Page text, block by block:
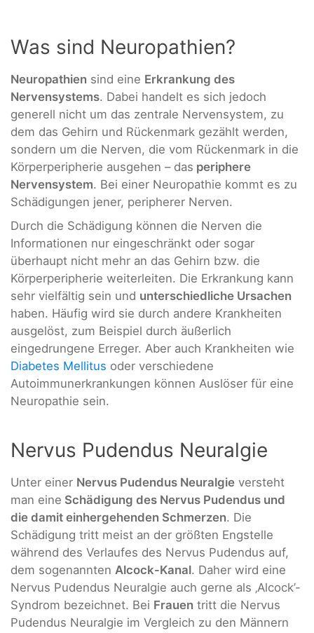
Was sind Neuropathien?
Neuropathien sind eine Erkrankung des
Nervensystems. Dabei handelt es sich jedoch
generell nicht um das zentrale Nervensystem, zu
dem das Gehirn und Rückenmark gezählt werden,
sondern um die Nerven, die vom Rückenmark in die
Körperperipherie ausgehen – das periphere
Nervensystem. Bei einer Neuropathie kommt es zu
Schädigungen jener, peripherer Nerven.
Durch die Schädigung können die Nerven die
Informationen nur eingeschränkt oder sogar
überhaupt nicht mehr an das Gehirn bzw. die
Körperperipherie weiterleiten. Die Erkrankung kann
sehr vielfältig sein und unterschiedliche Ursachen
haben. Häufig wird sie durch andere Krankheiten
ausgelöst, zum Beispiel durch äußerlich
eingedrungene Erreger. Aber auch Krankheiten wie
Diabetes Mellitus oder verschiedene
Autoimmunerkrankungen können Auslöser für eine
Neuropathie sein.
Nervus Pudendus Neuralgie
Unter einer Nervus Pudendus Neuralgie versteht
man eine Schädigung des Nervus Pudendus und
die damit einhergehenden Schmerzen. Die
Schädigung tritt meist an der größten Engstelle
während des Verlaufes des Nervus Pudendus auf,
dem sogenannten Alcock-Kanal. Daher wird eine
Nervus Pudendus Neuralgie auch gerne als ‚Alcock’-
Syndrom bezeichnet. Bei Frauen tritt die Nervus
Pudendus Neuralgie im Vergleich zu den Männern